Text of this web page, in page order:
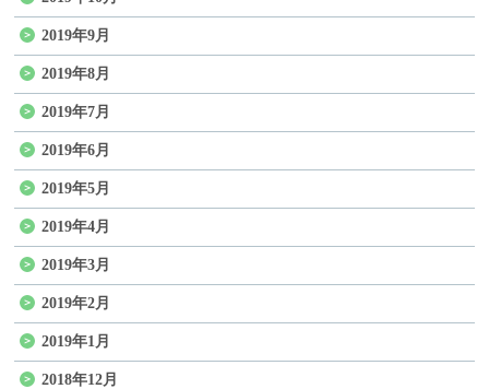
2019年9月
2019年8月
2019年7月
2019年6月
2019年5月
2019年4月
2019年3月
2019年2月
2019年1月
2018年12月